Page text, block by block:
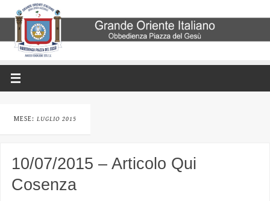
MESE: LUGLIO 2015
10/07/2015 – Articolo Qui
Cosenza